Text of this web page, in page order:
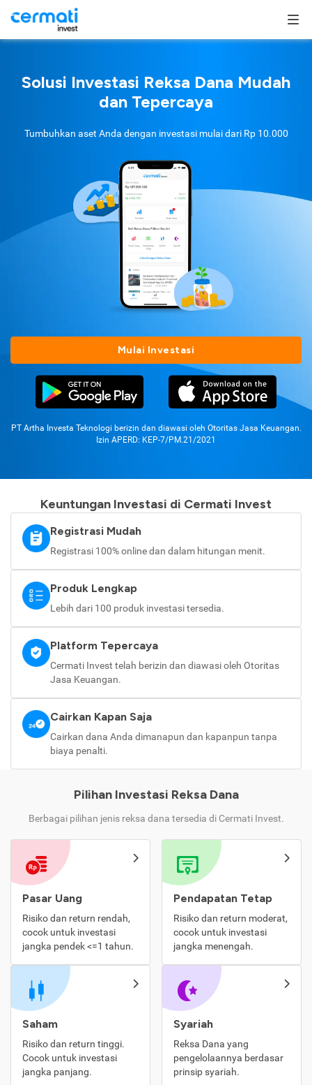
Solusi Investasi Reksa Dana Mudah
dan Tepercaya
Tumbuhkan aset Anda dengan investasi mulai dari Rp 10.000
Mulai Investasi
PT Artha Investa Teknologi berizin dan diawasi oleh Otoritas Jasa Keuangan.
Izin APERD: KEP-7/PM.21/2021
Keuntungan Investasi di Cermati Invest
Registrasi Mudah
Registrasi 100% online dan dalam hitungan menit.
Produk Lengkap
Lebih dari 100 produk investasi tersedia.
Platform Tepercaya
Cermati Invest telah berizin dan diawasi oleh Otoritas
Jasa Keuangan.
Cairkan Kapan Saja
Cairkan dana Anda dimanapun dan kapanpun tanpa
biaya penalti.
Pilihan Investasi Reksa Dana
Berbagai pilihan jenis reksa dana tersedia di Cermati Invest.
Pasar Uang
Risiko dan return rendah,
cocok untuk investasi
jangka pendek <=1 tahun.
Pendapatan Tetap
Risiko dan return moderat,
cocok untuk investasi
jangka menengah.
Saham
Risiko dan return tinggi.
Cocok untuk investasi
jangka panjang.
Syariah
Reksa Dana yang
pengelolaannya berdasar
prinsip syariah.